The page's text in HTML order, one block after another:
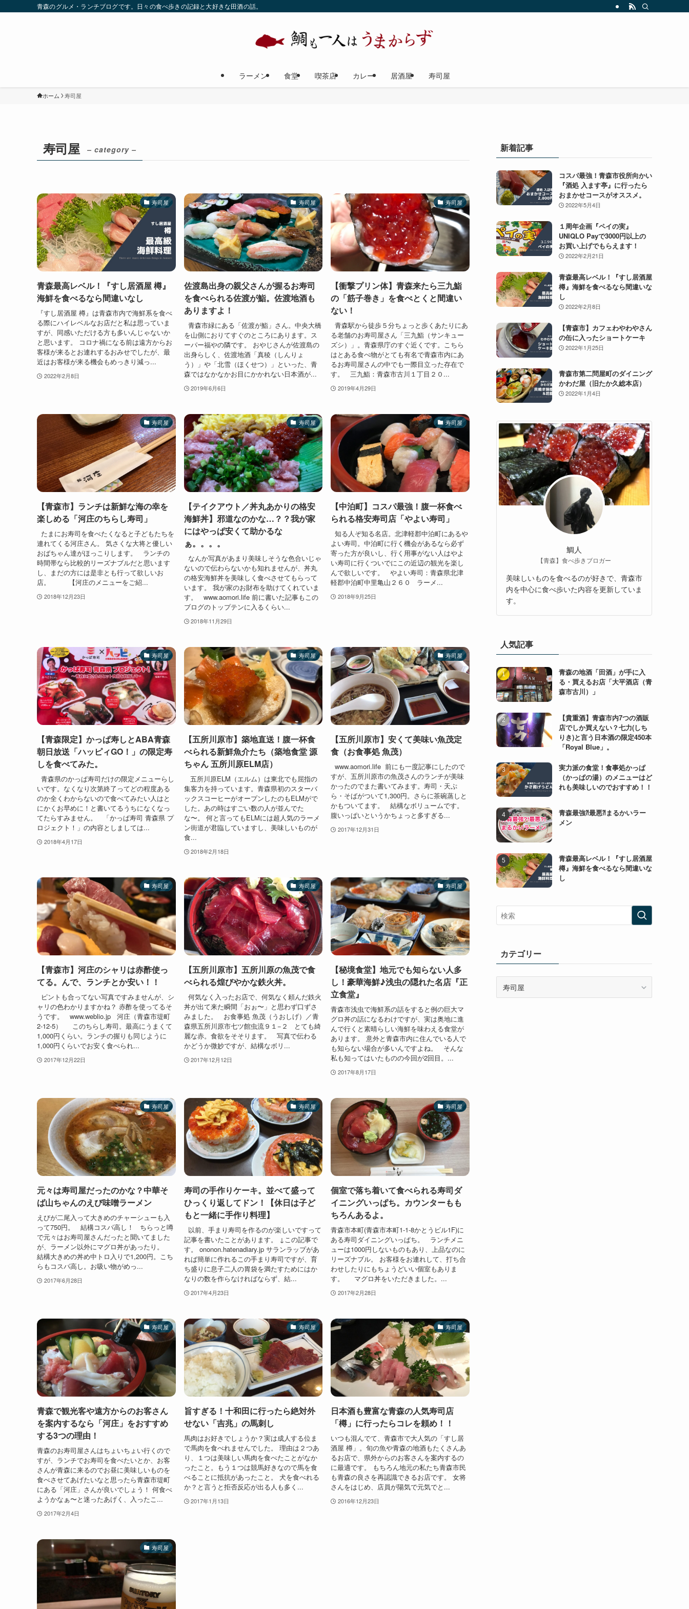
青森のグルメ・ランチブログです。日々の食べ歩きの記録と大好きな田酒の話。
ラーメン 食堂 喫茶店 カレー 居酒屋 寿司屋
ホーム 寿司屋
寿司屋 – category –
寿司屋
青森最高レベル！『すし居酒屋 樽』
海鮮を食べるなら間違いなし
『すし居酒屋 樽』は青森市内で海鮮系を食べ
る際にハイレベルなお店だと私は思っていま
すが、同感いただける方も多いんじゃないか
と思います。 コロナ禍になる前は遠方からお
客様が来るとお連れするおみせでしたが、最
近はお客様が来る機会もめっきり減っ...
2022年2月8日
寿司屋
佐渡島出身の親父さんが握るお寿司
を食べられる佐渡が鮨。佐渡地酒も
ありますよ！
青森市緑にある「佐渡が鮨」さん。中央大橋
を山側におりてすぐのところにあります。ス
ーパー福やの隣です。 おやじさんが佐渡島の
出身らしく、佐渡地酒「真稜（しんりょ
う）」や「北雪（ほくせつ）」といった、青
森ではなかなかお目にかかれない日本酒が...
2019年6月6日
寿司屋
【衝撃プリン体】青森来たら三九鮨
の「筋子巻き」を食べとくと間違い
ない！
青森駅から徒歩５分ちょっと歩くあたりにあ
る老舗のお寿司屋さん「三九鮨（サンキュー
ズシ）」。青森県庁のすぐ近くです。こちら
はとある食べ物がとても有名で青森市内にあ
るお寿司屋さんの中でも一際目立った存在で
す。 三九鮨：青森市古川１丁目２０...
2019年4月29日
寿司屋
【青森市】ランチは新鮮な海の幸を
楽しめる「河庄のちらし寿司」
たまにお寿司を食べたくなると子どもたちを
連れてくる河庄さん。 気さくな大将と優しい
おばちゃん達がほっこりします。 ランチの
時間帯なら比較的リーズナブルだと思います
し、まだの方には是非とも行って欲しいお
店。 【河庄のメニューをご紹...
2018年12月23日
寿司屋
【テイクアウト／丼丸あかりの格安
海鮮丼】邪道なのかな…？？我が家
にはやっぱ安くて助かるな
ぁ。。。。
なんか写真があまり美味しそうな色合いじゃ
ないので伝わらないかも知れませんが、丼丸
の格安海鮮丼を美味しく食べさせてもらって
います。 我が家のお財布を助けてくれていま
す。 www.aomori.life 前に書いた記事もこの
ブログのトップテンに入るくらい...
2018年11月29日
寿司屋
【中泊町】コスパ最強！腹一杯食べ
られる格安寿司店「やよい寿司」
知る人ぞ知る名店。北津軽郡中泊町にあるや
よい寿司。中泊町に行く機会があるなら必ず
寄った方が良いし、行く用事がない人はやよ
い寿司に行くついでにこの近辺の観光を楽し
んで欲しいです。 やよい寿司：青森県北津
軽郡中泊町中里亀山２６０ ラーメ...
2018年9月25日
寿司屋
【青森限定】かっぱ寿しとABA青森
朝日放送「ハッピィGO！」の限定寿
しを食べてみた。
青森県のかっぱ寿司だけの限定メニューらし
いです。なくなり次第終了ってどの程度ある
のか全くわからないので食べてみたい人はと
にかくお早めに！と書いてるうちになくなっ
てたらすみません。 「かっぱ寿司 青森県 プ
ロジェクト！」の内容としましては...
2018年4月17日
寿司屋
【五所川原市】築地直送！腹一杯食
べられる新鮮魚介たち（築地食堂 源
ちゃん 五所川原ELM店）
五所川原ELM（エルム）は東北でも屈指の
集客力を持っています。青森県初のスターバ
ックスコーヒーがオープンしたのもELMがで
した。あの時はすごい数の人が並んでた
な〜。 何と言ってもELMには超人気のラーメ
ン街道が君臨していますし、美味しいものが
食...
2018年2月18日
寿司屋
【五所川原市】安くて美味い魚茂定
食（お食事処 魚茂）
www.aomori.life 前にも一度記事にしたので
すが、五所川原市の魚茂さんのランチが美味
かったのでまた書いてみます。寿司・天ぷ
ら・そばがついて1,300円。さらに茶碗蒸しと
かもついてます。 結構なボリュームです。
腹いっぱいというかちょっと多すぎる...
2017年12月31日
寿司屋
【青森市】河庄のシャリは赤酢使っ
てる。んで、ランチとか安い！！
ピントも合ってない写真ですみませんが、シ
ャリの色わかりますかね？ 赤酢を使ってるそ
うです。 www.weblio.jp 河庄（青森市堤町
2-12-5） このちらし寿司。最高にうまくて
1,000円くらい。ランチの握りも同じように
1,000円くらいでお安く食べられ...
2017年12月22日
寿司屋
【五所川原市】五所川原の魚茂で食
べられる煌びやかな鉄火丼。
何気なく入ったお店で、何気なく頼んだ鉄火
丼が出て来た瞬間「おぉ〜」と思わず口ずさ
みました。 お食事処 魚茂（うおしげ）／青
森県五所川原市七ツ館虫流９１−２ とても綺
麗な赤。食欲をそそります。 写真で伝わる
かどうか微妙ですが、結構なボリ...
2017年12月12日
寿司屋
【秘境食堂】地元でも知らない人多
し！豪華海鮮♪浅虫の隠れた名店『正
立食堂』
青森市浅虫で海鮮系の話をすると例の巨大マ
グロ丼の話になるわけですが、実は奥地に進
んで行くと素晴らしい海鮮を味わえる食堂が
あります。 意外と青森市内に住んでいる人で
も知らない場合が多いんですよね。 そんな
私も知ってはいたものの今回が2回目。...
2017年8月17日
寿司屋
元々は寿司屋だったのかな？中華そ
ば山ちゃんのえび味噌ラーメン
えびが二尾入って大きめのチャーシューも入
って750円。 結構コスパ高し！ ちらっと噂
で元々はお寿司屋さんだったと聞いてました
が、ラーメン以外にマグロ丼があったり。
結構大きめの丼め中トロ入りで1,200円。こち
らもコスパ高し。お吸い物がめっ...
2017年6月28日
寿司屋
寿司の手作りケーキ。並べて盛って
ひっくり返してドン！【休日は子ど
もと一緒に手作り料理】
以前、手まり寿司を作るのが楽しいですって
記事を書いたことがあります。 ↓この記事で
す。 ononon.hatenadiary.jp サランラップがあ
れば簡単に作れるこの手まり寿司ですが、育
ち盛りに息子二人の胃袋を満たすためにはか
なりの数を作らなければならず、結...
2017年4月23日
寿司屋
個室で落ち着いて食べられる寿司ダ
イニングいっぱち。カウンターもも
ちろんあるよ。
青森市本町(青森市本町1-1-8かとうビル1F)に
ある寿司ダイニングいっぱち。 ランチメニ
ューは1000円しないものもあり、上品なのに
リーズナブル。 お客様をお連れして、打ち合
わせしたりにもちょうどいい個室もありま
す。 マグロ丼をいただきました。...
2017年2月28日
寿司屋
青森で観光客や遠方からのお客さん
を案内するなら「河庄」をおすすめ
する3つの理由！
青森のお寿司屋さんはちょいちょい行くので
すが、ランチでお寿司を食べたいとか、お客
さんが青森に来るのでお昼に美味しいものを
食べさせてあげたいなと思ったら青森市堤町
にある「河庄」さんが良いでしょう！ 何食べ
ようかなぁ〜と迷ったあげく、入ったこ...
2017年2月4日
寿司屋
旨すぎる！十和田に行ったら絶対外
せない「吉兆」の馬刺し
馬肉はお好きでしょうか？実は成人する位ま
で馬肉を食べれませんでした。 理由は２つあ
り、１つは美味しい馬肉を食べたことがなか
ったこと。もう１つは競馬好きなので馬を食
べることに抵抗があったこと。 犬を食べれる
か？と言うと拒否反応が出る人も多く...
2017年1月13日
寿司屋
日本酒も豊富な青森の人気寿司店
「樽」に行ったらコレを頼め！！
いつも混んでて、青森市で大人気の「すし居
酒屋 樽」。旬の魚や青森の地酒もたくさんあ
るお店で、県外からのお客さんを案内するの
に最適です。 もちろん地元の私たち青森市民
も青森の良さを再認識できるお店です。 女将
さんをはじめ、店員が陽気で元気でと...
2016年12月23日
寿司屋
新着記事
コスパ最強！青森市役所向かい
『酒処 入ます亭』に行ったら
おまかせコースがオススメ。
2022年5月4日
１周年企画『ペイの実』
UNIQLO Payで3000円以上の
お買い上げでもらえます！
2022年2月21日
青森最高レベル！『すし居酒屋
樽』海鮮を食べるなら間違いな
し
2022年2月8日
【青森市】カフェわやわやさん
の缶に入ったショートケーキ
2022年1月25日
青森市第二問屋町のダイニング
かわだ屋（旧たか久総本店）
2022年1月4日
鯛人
【青森】食べ歩きブロガー
美味しいものを食べるのが好きで、青森市
内を中心に食べ歩いた内容を更新していま
す。
人気記事
青森の地酒「田酒」が手に入
る・買えるお店「大平酒店（青
森市古川）」
【貴重酒】青森市内7つの酒販
店でしか買えない？七力(しち
りき)と言う日本酒の限定450本
「Royal Blue」。
実力派の食堂！食事処かっぱ
（かっぱの湯）のメニューはど
れも美味しいのでおすすめ！！
青森最強⁈最悪⁈まるかいラー
メン
青森最高レベル！『すし居酒屋
樽』海鮮を食べるなら間違いな
し
カテゴリー